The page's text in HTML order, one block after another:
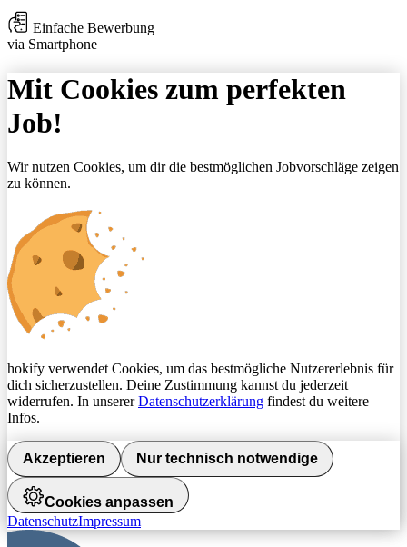
Einfache Bewerbung
via Smartphone
Mit Cookies zum perfekten
Job!
Wir nutzen Cookies, um dir die bestmöglichen Jobvorschläge zeigen
zu können.
hokify verwendet Cookies, um das bestmögliche Nutzererlebnis für
dich sicherzustellen. Deine Zustimmung kannst du jederzeit
widerrufen. In unsererDatenschutzerklärung findest du weitere
Infos.
Akzeptieren Nur technisch notwendige
Cookies anpassen
DatenschutzImpressum